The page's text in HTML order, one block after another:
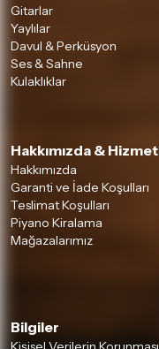
Gitarlar
Yaylılar
Davul & Perküsyon
Ses & Sahne
Kulaklıklar
Hakkımızda &
Hakkımızda
Garanti ve İade Koşulları
Teslimat Koşulları
Piyano Kiralama
Mağazalarımız
Bilgiler